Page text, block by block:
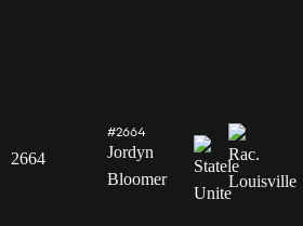
2664
#2664
Jordyn
Bloomer